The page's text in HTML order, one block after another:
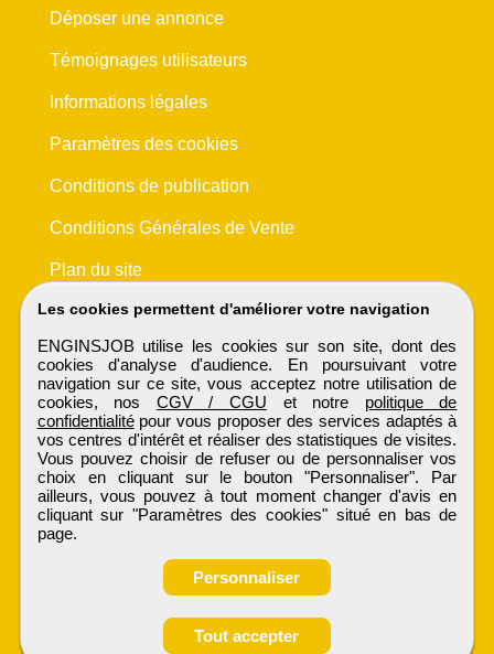
Les cookies permettent d'améliorer votre navigation
ENGINSJOB utilise les cookies sur son site, dont des
cookies d'analyse d'audience. En poursuivant votre
navigation sur ce site, vous acceptez notre utilisation de
cookies, nos CGV / CGU et notre politique de
confidentialitépour vous proposer des services adaptés à
vos centres d'intérêt et réaliser des statistiques de visites.
Vous pouvez choisir de refuser ou de personnaliser vos
choix en cliquant sur le bouton "Personnaliser". Par
ailleurs, vous pouvez à tout moment changer d'avis en
cliquant sur "Paramètres des cookies" situé en bas de
page.
Personnaliser
Tout accepter
Déposer une annonce
Témoignages utilisateurs
Informations légales
Paramètres des cookies
Conditions de publication
Conditions Générales de Vente
Plan du site